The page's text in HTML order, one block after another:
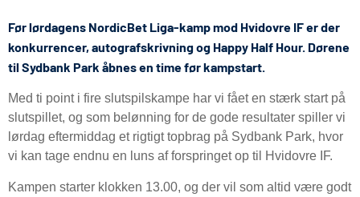
Før lørdagens NordicBet Liga-kamp mod Hvidovre IF er der
konkurrencer, autografskrivning og Happy Half Hour. Dørene
til Sydbank Park åbnes en time før kampstart.
Med ti point i fire slutspilskampe har vi fået en stærk start på
slutspillet, og som belønning for de gode resultater spiller vi
lørdag eftermiddag et rigtigt topbrag på Sydbank Park, hvor
vi kan tage endnu en luns af forspringet op til Hvidovre IF.
Kampen starter klokken 13.00, og der vil som altid være godt